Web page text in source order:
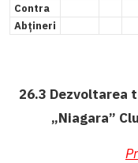
Contra
Abțineri
26.3
„Niagara”